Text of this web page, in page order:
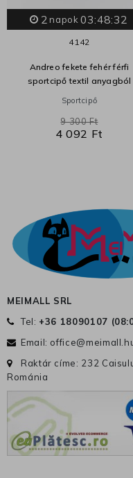
2 napok 03:48:31
41 42
Andreo fekete fehér férfi
sportcipő textil anyagból
Sportcipő
4 092 Ft
9 300 Ft
MEIMALL SRL
Tel: +36 18090107 (
Email:
Raktár címe: 232
Románia